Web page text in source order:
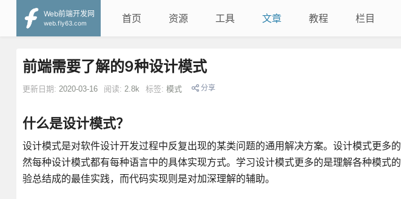
Web前端开发网
web.fly63.com
首页 资源 工具 文章 教程 栏目
前端需要了解的9种设计模式
更新日期: 2020-03-16 阅读: 2.8k 标签: 模式 分享
什么是设计模式？
设计模式是对软件设计开发过程中反复出现的某类问题的通用解决方案。设计模式更多
然每种设计模式都有每种语言中的具体实现方式。学习设计模式更多的是理解各种模式
验总结成的最佳实践，而代码实现则是对加深理解的辅助。